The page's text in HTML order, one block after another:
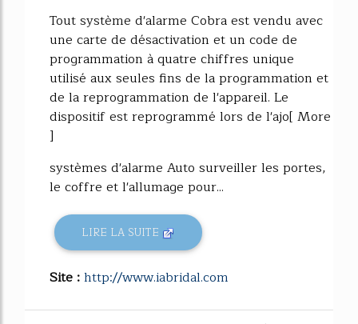
Tout système d'alarme Cobra est vendu avec
une carte de désactivation et un code de
programmation à quatre chiffres unique
utilisé aux seules fins de la programmation et
de la reprogrammation de l'appareil. Le
dispositif est reprogrammé lors de l'ajo[ More
]
systèmes d'alarme Auto surveiller les portes,
le coffre et l'allumage pour...
LIRE LA SUITE
Site :http://www.iabridal.com